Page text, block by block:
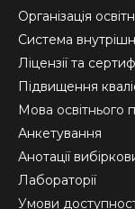
in
new
window
in
new
window
in
new
window
Організація
Система
Ліцензії та
Підвищення
Мова освітнього
Анкетування
Анотації
Лабораторії
Умови